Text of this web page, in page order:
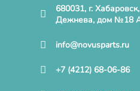
680031, г.
Дежнева, дом №18
info@novusparts.ru
+7 (4212) 68-06-86